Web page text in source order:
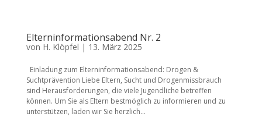
Elterninformationsabend Nr. 2
von H. Klöpfel | 13. März 2025
Einladung zum Elterninformationsabend: Drogen &
Suchtprävention Liebe Eltern, Sucht und Drogenmissbrauch
sind Herausforderungen, die viele Jugendliche betreffen
können. Um Sie als Eltern bestmöglich zu informieren und zu
unterstützen, laden wir Sie herzlich...